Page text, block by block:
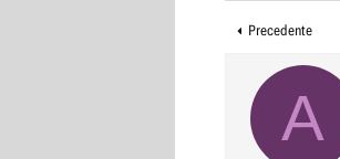
t
e
D
Precedente
A